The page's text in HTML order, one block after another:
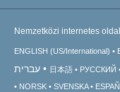
Nemzetközi internetes
ENGLISH (US/International)
עברית 日本語 РУССКИЙ
NORSK
SVENSKA